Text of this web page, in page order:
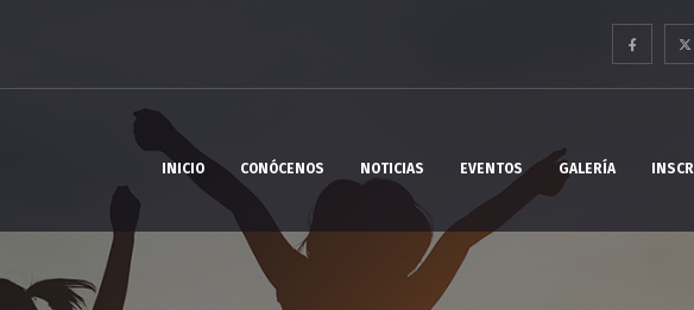
INICIO CONÓCENOS NOTICIAS EVENTOS GALERÍA